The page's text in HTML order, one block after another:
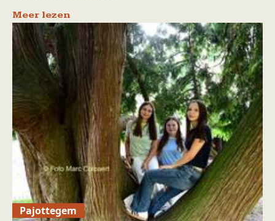
Meer lezen
Pajottegem